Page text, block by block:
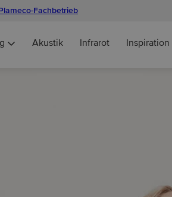
Fachbetrieb
Akustik Infrarot Inspiration